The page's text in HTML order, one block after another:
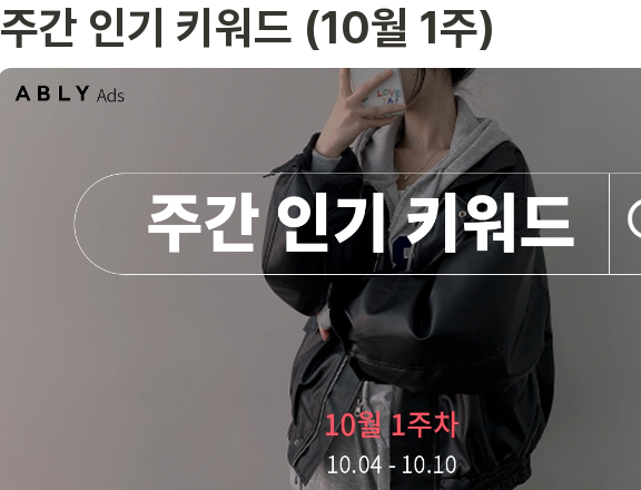
주간 인기 키워드 (10월 1주)